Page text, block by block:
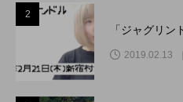
2
「ジャグリ
2019.02.13